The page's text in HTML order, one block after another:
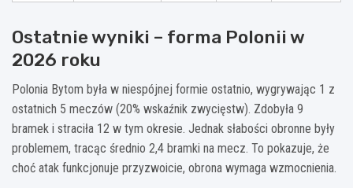
Ostatnie wyniki – forma Polonii w
2026 roku
Polonia Bytom była w niespójnej formie ostatnio, wygrywając 1 z
ostatnich 5 meczów (20% wskaźnik zwycięstw). Zdobyła 9
bramek i straciła 12 w tym okresie. Jednak słabości obronne były
problemem, tracąc średnio 2,4 bramki na mecz. To pokazuje, że
choć atak funkcjonuje przyzwoicie, obrona wymaga wzmocnienia.